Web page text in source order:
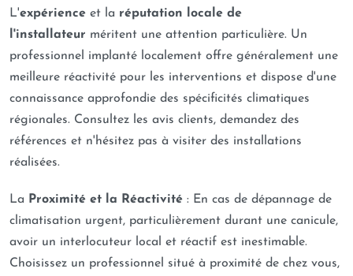
L'expérience et la réputation locale de
l'installateur méritent une attention particulière. Un
professionnel implanté localement offre généralement une
meilleure réactivité pour les interventions et dispose d'une
connaissance approfondie des spécificités climatiques
régionales. Consultez les avis clients, demandez des
références et n'hésitez pas à visiter des installations
réalisées.
La Proximité et la Réactivité : En cas de dépannage de
climatisation urgent, particulièrement durant une canicule,
avoir un interlocuteur local et réactif est inestimable.
Choisissez un professionnel situé à proximité de chez vous,